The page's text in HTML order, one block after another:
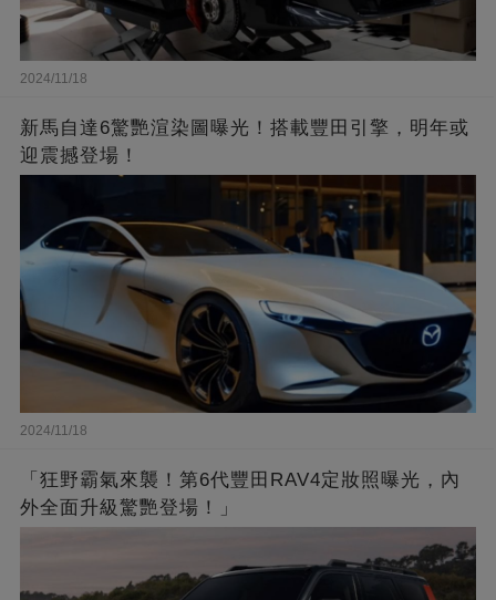
2024/11/18
新馬自達6驚艷渲染圖曝光！搭載豐田引擎，明年或
迎震撼登場！
2024/11/18
「狂野霸氣來襲！第6代豐田RAV4定妝照曝光，內
外全面升級驚艷登場！」